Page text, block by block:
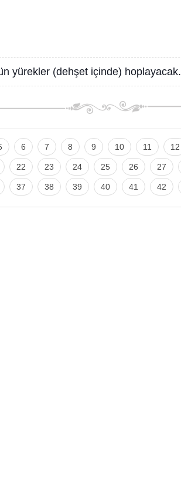
yürekler (dehşet içinde) hoplayacak.
6 7 8 9 10 11 12
22 23 24 25 26 27
37 38 39 40 41 42